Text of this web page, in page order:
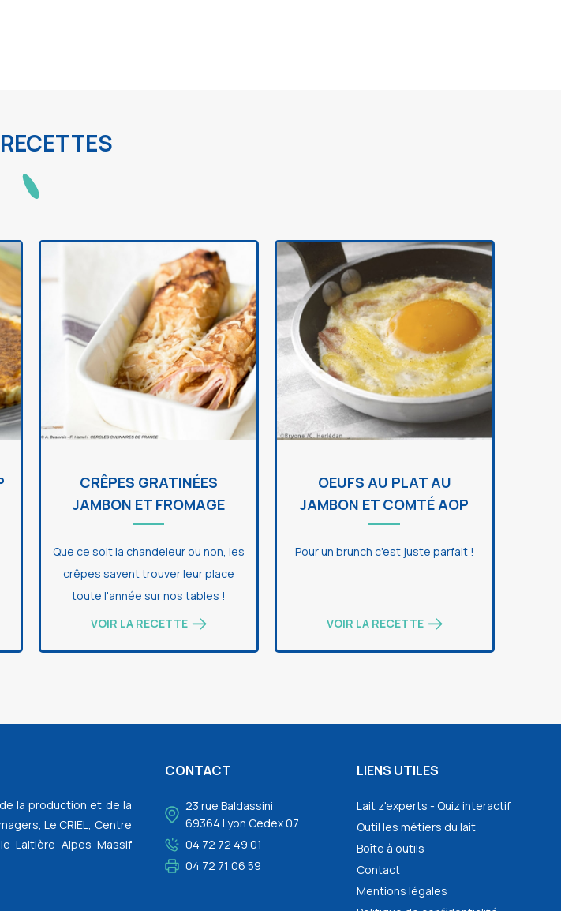
CRÊPES GRATINÉES
JAMBON ET FROMAGE
Que ce soit la chandeleur ou non, les
crêpes savent trouver leur place
toute l'année sur nos tables !
VOIR LA RECETTE
OEUFS AU PLAT AU
JAMBON ET COMTÉ AOP
Pour un brunch c'est juste parfait !
VOIR LA RECETTE
la production et de la
Le CRIEL, Centre
Laitière Alpes Massif
CONTACT
23 rue Baldassini
69364 Lyon Cedex 07
04 72 72 49 01
04 72 71 06 59
LIENS UTILES
Lait z'experts - Quiz interactif
Outil les métiers du lait
Boîte à outils
Contact
Mentions légales